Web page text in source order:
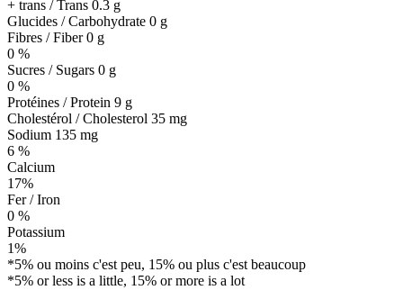
+ trans / Trans 0.3 g
Glucides / Carbohydrate 0 g
Fibres / Fiber 0 g
0 %
Sucres / Sugars 0 g
0 %
Protéines / Protein 9 g
Cholestérol / Cholesterol 35 mg
Sodium 135 mg
6 %
Calcium
17%
Fer / Iron
0 %
Potassium
1%
*5% ou moins c'est peu, 15% ou plus c'est beaucoup
*5% or less is a little, 15% or more is a lot